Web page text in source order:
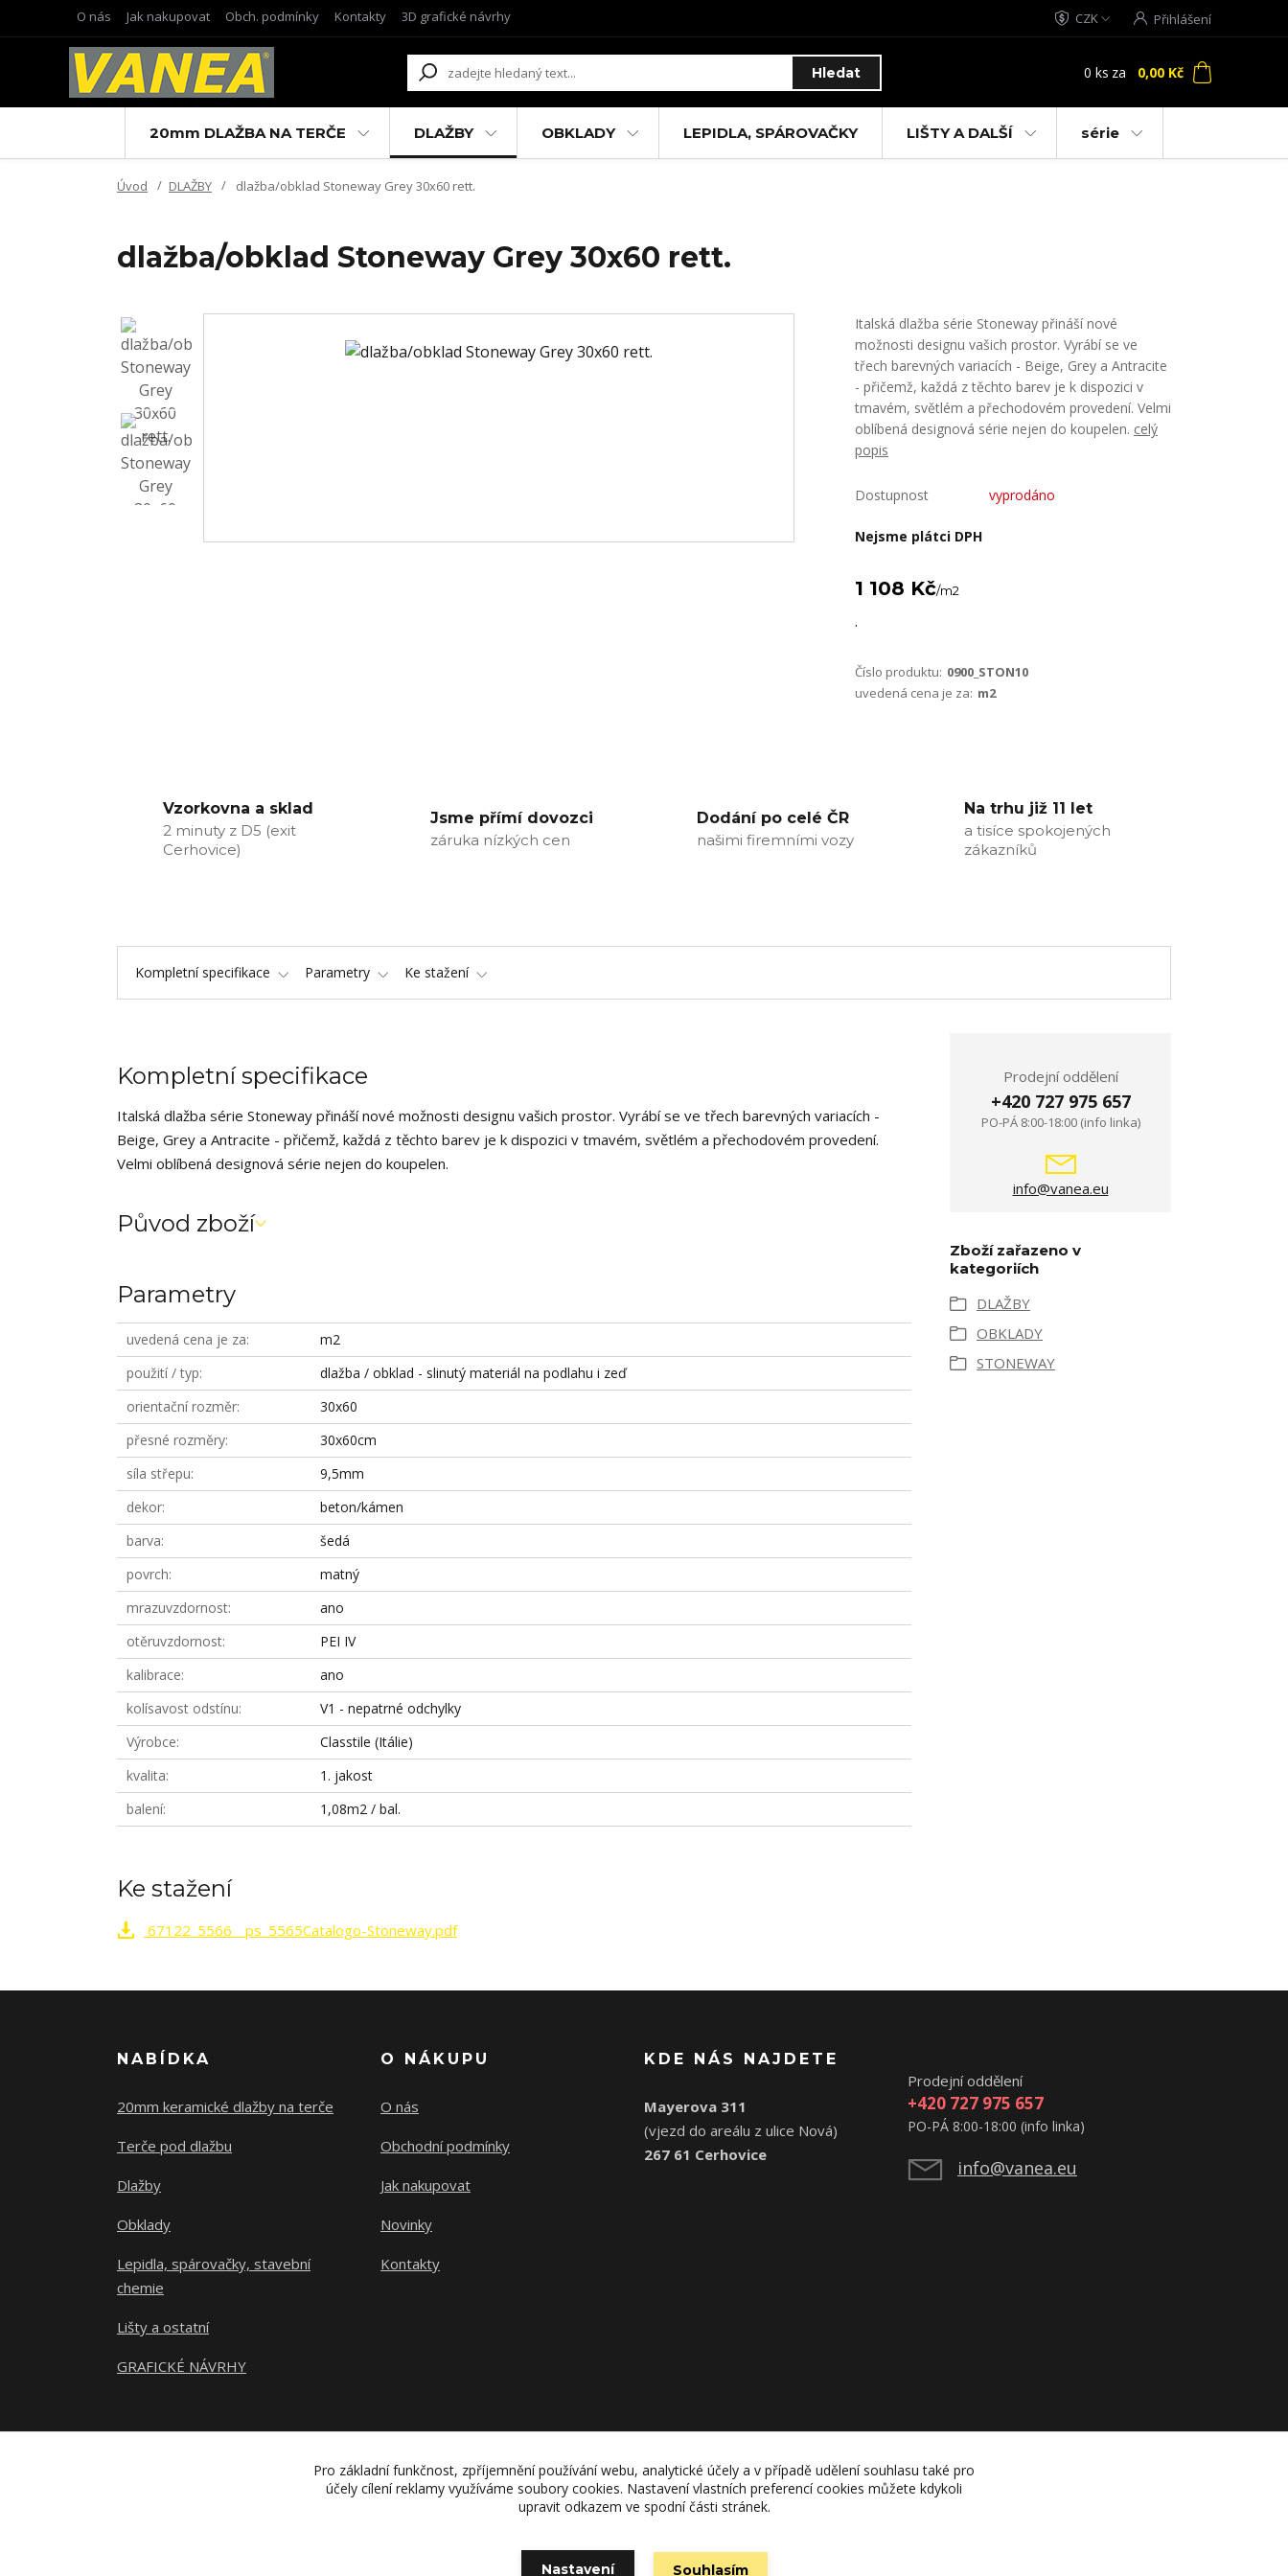
O nás Jak nakupovat Obch. podmínky Kontakty 3D grafické návrhy CZK Přihlášení
Hledat 0 ks za 0,00 Kč
20mm DLAŽBA NA TERČE DLAŽBY OBKLADY LEPIDLA, SPÁROVAČKY LIŠTY A DALŠÍ série
Úvod DLAŽBY dlažba/obklad Stoneway Grey 30x60 rett.
dlažba/obklad Stoneway Grey 30x60 rett.
Italská dlažba série Stoneway přináší nové
možnosti designu vašich prostor. Vyrábí se ve
třech barevných variacích - Beige, Grey a Antracite
- přičemž, každá z těchto barev je k dispozici v
tmavém, světlém a přechodovém provedení. Velmi
oblíbená designová série nejen do koupelen. celý
popis
Dostupnost vyprodáno
Nejsme plátci DPH
1 108 Kč/m2
.
Číslo produktu: 0900_STON10
uvedená cena je za: m2
Vzorkovna a sklad
2 minuty z D5 (exit
Cerhovice)
Jsme přímí dovozci
záruka nízkých cen
Dodání po celé ČR
našimi firemními vozy
Na trhu již 11 let
a tisíce spokojených
zákazníků
Kompletní specifikace Parametry Ke stažení
Kompletní specifikace
Italská dlažba série Stoneway přináší nové možnosti designu vašich prostor. Vyrábí se ve třech barevných variacích -
Beige, Grey a Antracite - přičemž, každá z těchto barev je k dispozici v tmavém, světlém a přechodovém provedení.
Velmi oblíbená designová série nejen do koupelen.
Původ zboží
Parametry
uvedená cena je za
m2
použití / typ
dlažba / obklad - slinutý materiál na podlahu i zeď
orientační rozměr
30x60
přesné rozměry
30x60cm
síla střepu
9,5mm
dekor
beton/kámen
barva
šedá
povrch
matný
mrazuvzdornost
ano
otěruvzdornost
PEI IV
kalibrace
ano
kolísavost odstínu
V1 - nepatrné odchylky
Výrobce
Classtile (Itálie)
kvalita
1. jakost
balení
1,08m2 / bal.
Prodejní oddělení
+420 727 975 657
PO-PÁ 8:00-18:00 (info linka)
info@vanea.eu
Zboží zařazeno v
kategoriích
DLAŽBY
OBKLADY
STONEWAY
Ke stažení
67122_5566__ps_5565Catalogo-Stoneway.pdf
NABÍDKA
20mm keramické dlažby na terče
Terče pod dlažbu
Dlažby
Obklady
Lepidla, spárovačky, stavební
chemie
Lišty a ostatní
GRAFICKÉ NÁVRHY
O NÁKUPU
O nás
Obchodní podmínky
Jak nakupovat
Novinky
Kontakty
KDE NÁS NAJDETE
Mayerova 311
(vjezd do areálu z ulice Nová)
267 61 Cerhovice
Prodejní oddělení
+420 727 975 657
PO-PÁ 8:00-18:00 (info linka)
info@vanea.eu
Upravit sběr cookies.
Pro základní funkčnost, zpříjemnění používání webu, analytické účely a v případě udělení souhlasu také pro
účely cílení reklamy využíváme soubory cookies. Nastavení vlastních preferencí cookies můžete kdykoli
upravit odkazem ve spodní části stránek.
Nastavení Souhlasím